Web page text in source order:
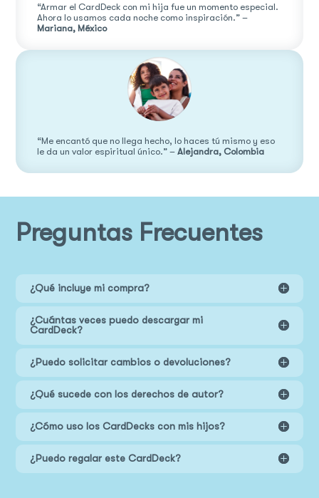
“Armar el CardDeck con mi hija fue un momento especial.
Ahora lo usamos cada noche como inspiración.” –
Mariana, México
“Me encantó que no llega hecho, lo haces tú mismo y eso
le da un valor espiritual único.” –Alejandra, Colombia
Preguntas Frecuentes
¿Qué incluye mi compra?
¿Cuántas veces puedo descargar mi
CardDeck?
¿Puedo solicitar cambios o devoluciones?
¿Qué sucede con los derechos de autor?
¿Cómo uso los CardDecks con mis hijos?
¿Puedo regalar este CardDeck?